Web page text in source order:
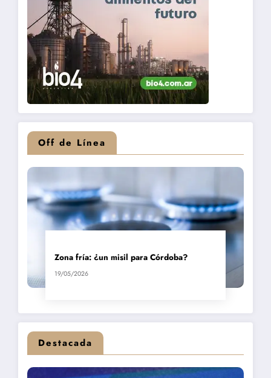
Off de Línea
Zona fría: ¿un misil para Córdoba?
19/05/2026
Destacada